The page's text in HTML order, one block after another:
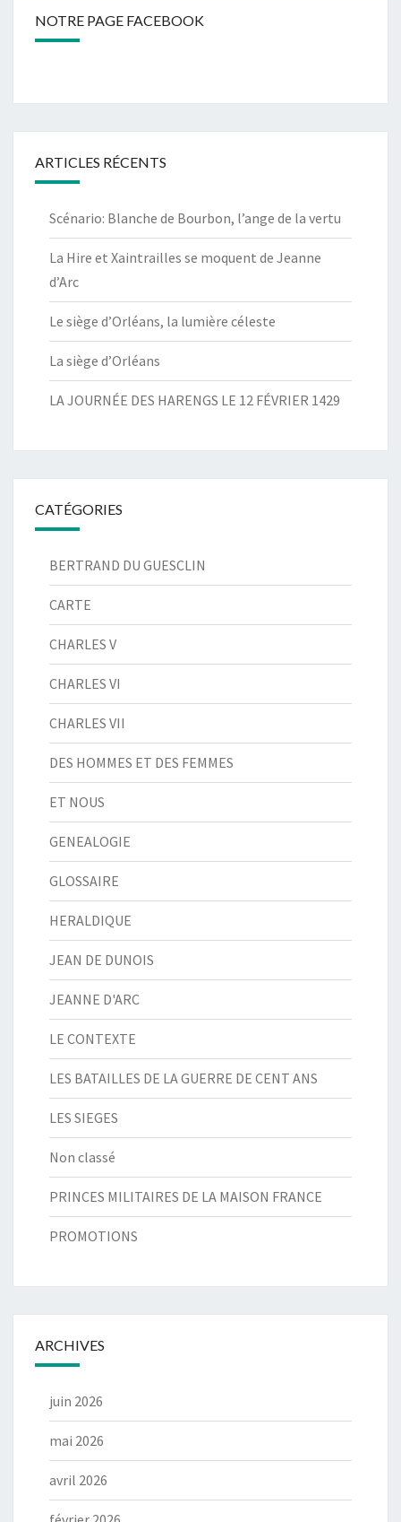
NOTRE PAGE FACEBOOK
ARTICLES RÉCENTS
Scénario: Blanche de Bourbon, l’ange de la vertu
La Hire et Xaintrailles se moquent de Jeanne
d’Arc
Le siège d’Orléans, la lumière céleste
La siège d’Orléans
LA JOURNÉE DES HARENGS LE 12 FÉVRIER 1429
CATÉGORIES
BERTRAND DU GUESCLIN
CARTE
CHARLES V
CHARLES VI
CHARLES VII
DES HOMMES ET DES FEMMES
ET NOUS
GENEALOGIE
GLOSSAIRE
HERALDIQUE
JEAN DE DUNOIS
JEANNE D'ARC
LE CONTEXTE
LES BATAILLES DE LA GUERRE DE CENT ANS
LES SIEGES
Non classé
PRINCES MILITAIRES DE LA MAISON FRANCE
PROMOTIONS
ARCHIVES
juin 2026
mai 2026
avril 2026